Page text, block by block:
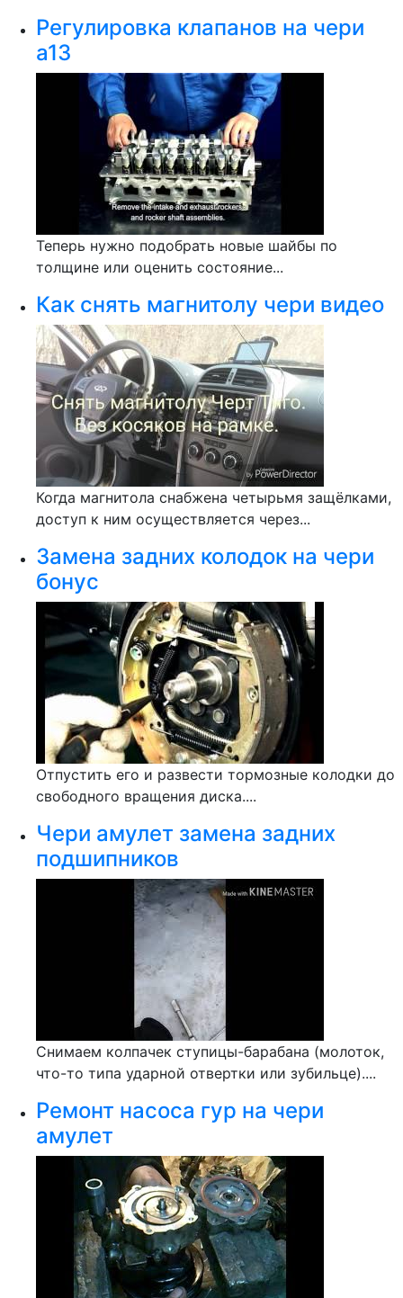
Регулировка клапанов на чери
а13
Теперь нужно подобрать новые шайбы по
толщине или оценить состояние...
Как снять магнитолу чери видео
Когда магнитола снабжена четырьмя защёлками,
доступ к ним осуществляется через...
Замена задних колодок на чери
бонус
Отпустить его и развести тормозные колодки до
свободного вращения диска....
Чери амулет замена задних
подшипников
Снимаем колпачек ступицы-барабана (молоток,
что-то типа ударной отвертки или зубильце)....
Ремонт насоса гур на чери
амулет